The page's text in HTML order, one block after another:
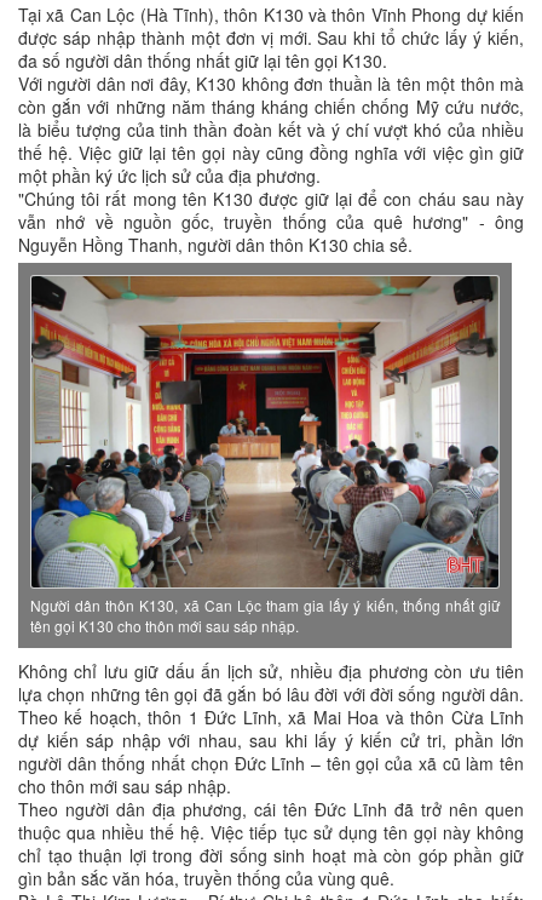
Tại xã Can Lộc (Hà Tĩnh), thôn K130 và thôn Vĩnh Phong dự kiến
được sáp nhập thành một đơn vị mới. Sau khi tổ chức lấy ý kiến,
đa số người dân thống nhất giữ lại tên gọi K130.
Với người dân nơi đây, K130 không đơn thuần là tên một thôn mà
còn gắn với những năm tháng kháng chiến chống Mỹ cứu nước,
là biểu tượng của tinh thần đoàn kết và ý chí vượt khó của nhiều
thế hệ. Việc giữ lại tên gọi này cũng đồng nghĩa với việc gìn giữ
một phần ký ức lịch sử của địa phương.
"Chúng tôi rất mong tên K130 được giữ lại để con cháu sau này
vẫn nhớ về nguồn gốc, truyền thống của quê hương" - ông
Nguyễn Hồng Thanh, người dân thôn K130 chia sẻ.
Người dân thôn K130, xã Can Lộc tham gia lấy ý kiến, thống nhất giữ
tên gọi K130 cho thôn mới sau sáp nhập.
Không chỉ lưu giữ dấu ấn lịch sử, nhiều địa phương còn ưu tiên
lựa chọn những tên gọi đã gắn bó lâu đời với đời sống người dân.
Theo kế hoạch, thôn 1 Đức Lĩnh, xã Mai Hoa và thôn Cừa Lĩnh
dự kiến sáp nhập với nhau, sau khi lấy ý kiến cử tri, phần lớn
người dân thống nhất chọn Đức Lĩnh – tên gọi của xã cũ làm tên
cho thôn mới sau sáp nhập.
Theo người dân địa phương, cái tên Đức Lĩnh đã trở nên quen
thuộc qua nhiều thế hệ. Việc tiếp tục sử dụng tên gọi này không
chỉ tạo thuận lợi trong đời sống sinh hoạt mà còn góp phần giữ
gìn bản sắc văn hóa, truyền thống của vùng quê.